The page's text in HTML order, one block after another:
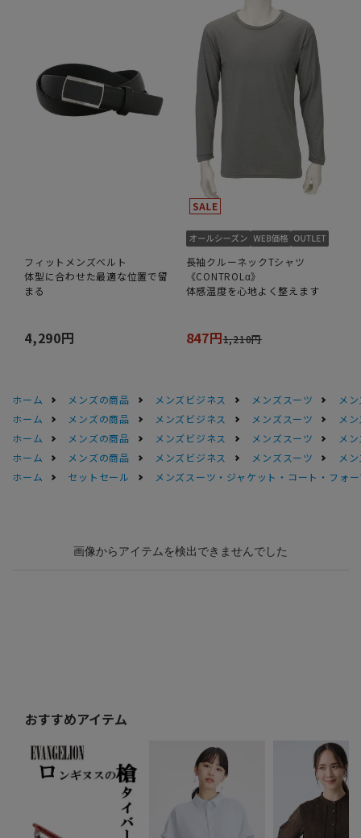
フィットメンズベルト
体型に合わせた最適な位置で留
まる
4,290円
長袖クルーネックTシャツ
《CONTROLα》
体感温度を心地よく整えます
847円1,210円
ホーム メンズの商品 メンズビジネス メンズスーツ
メ
ホーム
メンズの商品 メンズビジネス メンズスーツ
メ
ホーム
メンズの商品 メンズビジネス メンズスーツ
メ
ホーム
メンズの商品 メンズビジネス メンズスーツ
メ
ホーム
セットセール メンズスーツ・ジャケット・コート・フォ